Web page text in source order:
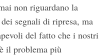
non riguardano la
segnali di ripresa, ma
del fatto che i nostri
il problema più